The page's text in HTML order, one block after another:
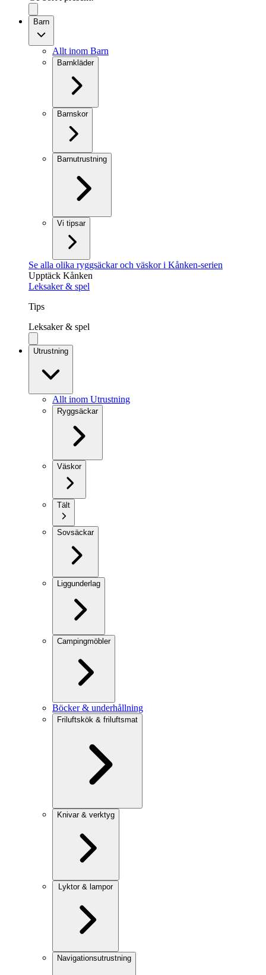
Barn
Allt inom Barn
Barnkläder
Barnskor
Barnutrustning
Vi tipsar
Se alla olika ryggsäckar och väskor i Kånken-serien
Upptäck Kånken
Leksaker & spel
Tips
Leksaker & spel
Utrustning
Allt inom Utrustning
Ryggsäckar
Väskor
Tält
Sovsäckar
Liggunderlag
Campingmöbler
Böcker & underhållning
Friluftskök & friluftsmat
Knivar & verktyg
Lyktor & lampor
Navigationsutrustning